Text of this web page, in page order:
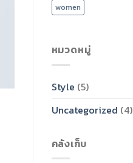
women
หมวดหมู่
Style (5)
Uncategorized (4)
คลังเก็บ